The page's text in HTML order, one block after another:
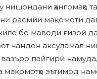
ҳангомаҳо
расмии мақомоти
бо маводи ғизоӣ
чандон аксуламал
вазъро пайгирӣ
мақомотҳо эътимод